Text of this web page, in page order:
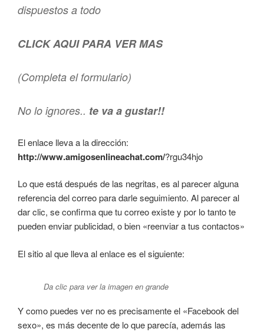
dispuestos a todo
CLICK AQUI PARA VER MAS
(Completa el formulario)
No lo ignores.. te va a gustar!!
El enlace lleva a la dirección:
http://www.amigosenlineachat.com/?rgu34hjo
Lo que está después de las negritas, es al parecer alguna
referencia del correo para darle seguimiento. Al parecer al
dar clic, se confirma que tu correo existe y por lo tanto te
pueden enviar publicidad, o bien «reenviar a tus contactos»
El sitio al que lleva al enlace es el siguiente:
Da clic para ver la imagen en grande
Y como puedes ver no es precisamente el «Facebook del
sexo», es más decente de lo que parecía, además las